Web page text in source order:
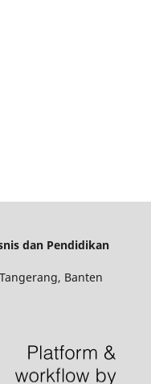
dan Pendidikan
Banten